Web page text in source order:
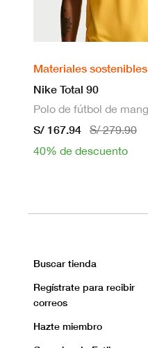
Materiales sostenibles
Nike Total 90
S/ 167.94
S/ 279.90
40% de descuento
Buscar tienda
Regístrate para recibir
correos
Hazte miembro